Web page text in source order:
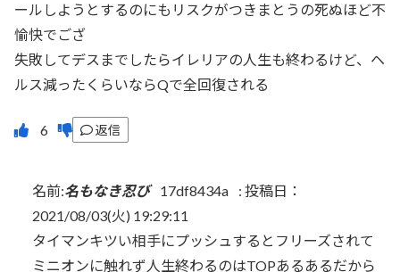
ールしようとするのにもリスクがつきまとうの死ぬほど不
愉快でござ
失敗してデスまでしたらイレリアの人生も終わるけど、ヘ
ルス減ったくらいならQで全回復される
返信
名前:名もなき忍び 17df8434a : 投稿日：
2021/08/03(火) 19:29:11
タイマンキツい相手にプッシュするとフリーズされて
ミニオンに触れず人生終わるのはTOPあるあるだから